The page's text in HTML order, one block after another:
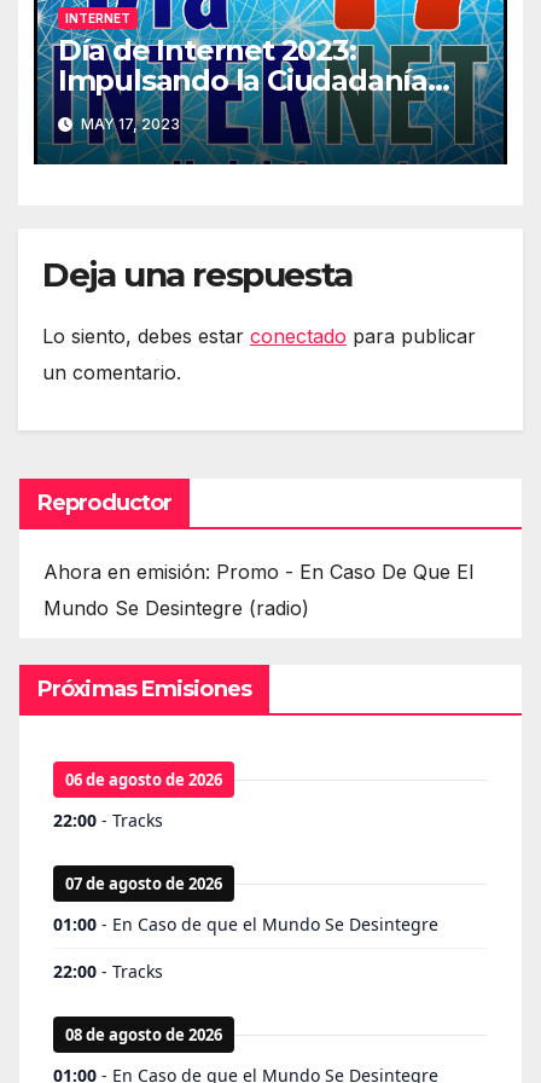
INTERNET
Día de Internet 2023:
Impulsando la Ciudadanía
Digital
MAY 17, 2023
Deja una respuesta
Lo siento, debes estar conectado para publicar
un comentario.
Reproductor
Ahora en emisión: Promo - En Caso De Que El
Mundo Se Desintegre (radio)
Próximas Emisiones